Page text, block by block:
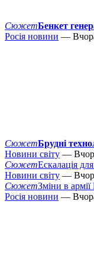
СюжетБенкет
Росія новини —
СюжетБрудні
Новини світу —
СюжетЕскалація
Новини світу —
СюжетЗміни в
Росія новини —